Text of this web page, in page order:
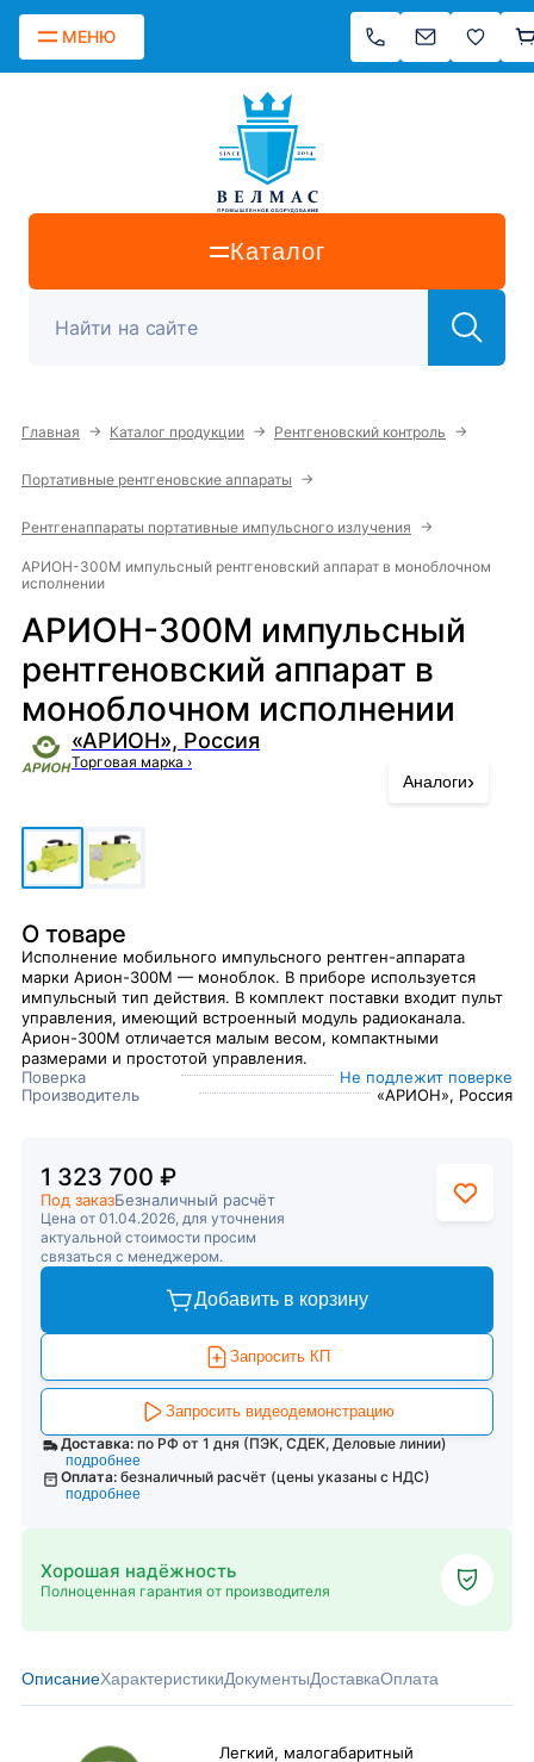
МЕНЮ
Каталог
Главная → Каталог продукции → Рентгеновский контроль →
Портативные рентгеновские аппараты →
Рентгенаппараты портативные импульсного излучения →
АРИОН-300М импульсный рентгеновский аппарат в моноблочном
исполнении
АРИОН-300М импульсный
рентгеновский аппарат в
моноблочном исполнении
«АРИОН», Россия
Торговая марка ›
Аналоги›
О товаре
Исполнение мобильного импульсного рентген-аппарата
марки Арион-300М — моноблок. В приборе используется
импульсный тип действия. В комплект поставки входит пульт
управления, имеющий встроенный модуль радиоканала.
Арион-300М отличается малым весом, компактными
размерами и простотой управления.
Поверка
Не подлежит поверке
Производитель
«АРИОН», Россия
1 323 700 ₽
Под заказБезналичный расчёт
Цена от 01.04.2026, для уточнения
актуальной стоимости просим
связаться с менеджером.
Добавить в корзину
Запросить КП
Запросить видеодемонстрацию
Доставка: по РФ от 1 дня (ПЭК, СДЕК, Деловые линии)
подробнее
Оплата: безналичный расчёт (цены указаны с НДС)
подробнее
Хорошая надёжность
Полноценная гарантия от производителя
ОписаниеХарактеристикиДокументыДоставкаОплата
Легкий, малогабаритный